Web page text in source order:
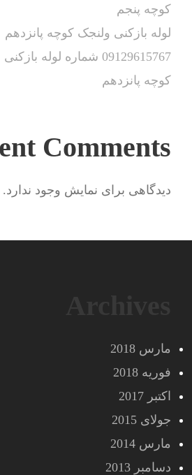
کوچه پنجم
لوله بازکنی ولنجک کوچه پانزدهم
09129615767 شماره لوله
کوچه پانزدهم
Comments
دیدگاهی برای نمایش وجود ندارد.
مارس 2018
فوریه 2018
اکتبر 2017
جولای 2015
مارس 2014
دسامبر 2013